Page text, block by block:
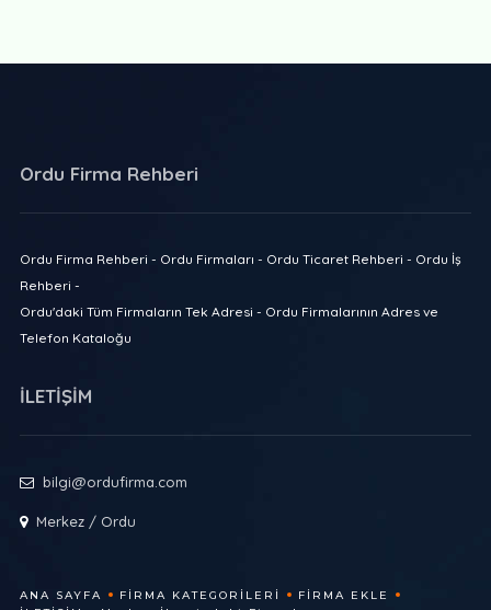
Ordu Firma Rehberi
Ordu Firma Rehberi - Ordu Firmaları - Ordu Ticaret Rehberi - Ordu İş
Rehberi -
Ordu'daki Tüm Firmaların Tek Adresi - Ordu Firmalarının Adres ve
Telefon Kataloğu
İLETİŞİM
bilgi@ordufirma.com
Merkez / Ordu
ANA SAYFA FIRMA KATEGORILERI
FIRMA EKLE